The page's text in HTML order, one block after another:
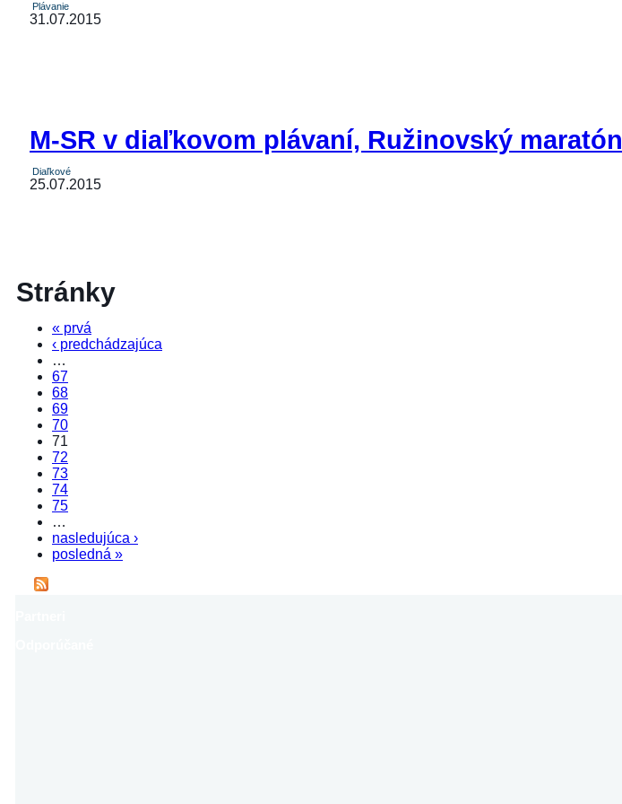
Plávanie
31.07.2015
M-SR v diaľkovom plávaní, Ružinovský maratón
Diaľkové
25.07.2015
Stránky
« prvá
‹ predchádzajúca
…
67
68
69
70
71
72
73
74
75
…
nasledujúca ›
posledná »